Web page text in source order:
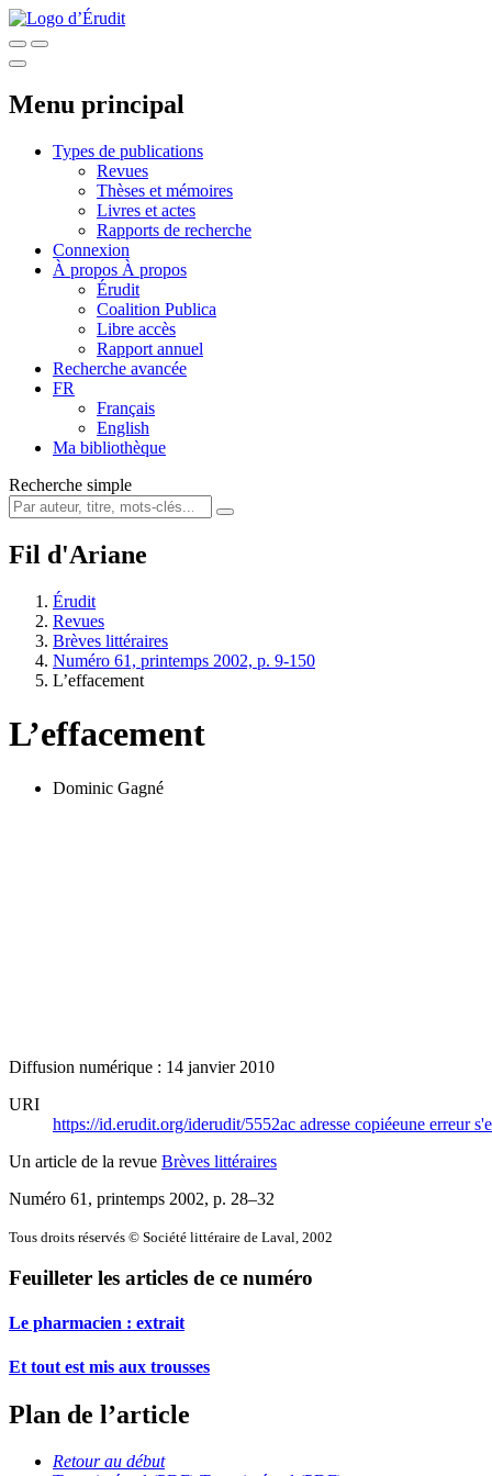
Menu principal
Types de publications
Revues
Thèses et mémoires
Livres et actes
Rapports de recherche
Connexion
À propos À propos
Érudit
Coalition Publica
Libre accès
Rapport annuel
Recherche avancée
FR
Français
English
Ma bibliothèque
Recherche simple
Fil d'Ariane
Érudit
Revues
Brèves littéraires
Numéro 61, printemps 2002, p. 9-150
L’effacement
L’effacement
Dominic Gagné
Diffusion numérique : 14 janvier 2010
URI
https://id.erudit.org/iderudit/5552ac adresse copiéeune erreur
Un article de la revue Brèves littéraires
Numéro 61, printemps 2002, p. 28–32
Tous droits réservés © Société littéraire de Laval, 2002
Feuilleter les articles de ce numéro
Le pharmacien : extrait
Et tout est mis aux trousses
Plan de l’article
Retour au début